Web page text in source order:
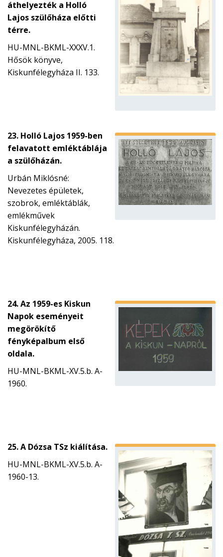
áthelyezték a Holló
Lajos szülőháza előtti
térre.
HU-MNL-BKML-XXXV.1.
Hősök könyve,
Kiskunfélegyháza II. 133.
23. Holló Lajos 1959-ben
felavatott emléktáblája
a szülőházán.
Urbán Miklósné:
Nevezetes épületek,
szobrok, emléktáblák,
emlékművek
Kiskunfélegyházán.
Kiskunfélegyháza, 2005. 118.
24. Az 1959-es Kiskun
Napok eseményeit
megörökítő
fényképalbum első
oldala.
HU-MNL-BKML-XV.5.b. A-
1960.
25. A Dózsa TSz kiálítása.
HU-MNL-BKML-XV.5.b. A-
1960-13.